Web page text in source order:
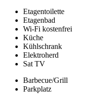
Etagentoilette
Etagenbad
Wi-Fi kostenfrei
Küche
Kühlschrank
Elektroherd
Sat TV
Barbecue/Grill
Parkplatz